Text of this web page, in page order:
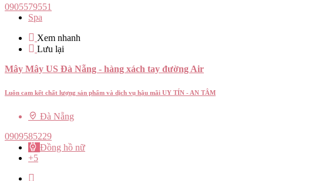
0905579551
Spa
Xem nhanh
Lưu lại
Mây Mây US Đà Nẵng - hàng xách tay đường Air
Luôn cam kết chất lượng sản phẩm và dịch vụ hậu mãi UY TÍN - AN TÂM
Đà Nẵng
0909585229
Đồng hồ nữ
+5